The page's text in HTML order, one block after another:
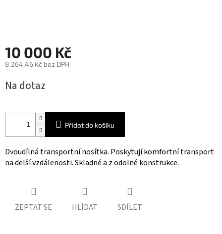
10 000 Kč
8 264,46 Kč bez DPH
cena:
Na dotaz
Přidat do košíku
Dvoudílná transportní nosítka. Poskytují komfortní transport
na delší vzdálenosti. Skladné a z odolné konstrukce.
ZEPTAT SE HLÍDAT SDÍLET